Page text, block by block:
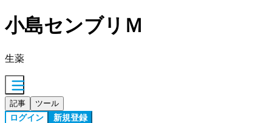
小島センブリＭ
生薬
記事 ツール
ログイン 新規登録